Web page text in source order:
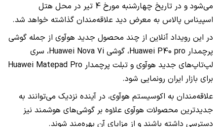
می‌شود و در تاریخ چهارشنبه مورخ 4 تیر در محل هتل
اسپیناس پالاس به معرض دید علاقه‌مندان گذاشته خواهد شد.
در این رویداد آنلاین از چند محصول جدید هوآوی از جمله گوشی
پرچمدار Huawei P40 pro، گوشی Huawei Nova 7i، سری
لپ‌تاپ‌های جدید هوآوی و تبلت پرچمدار Huawei Matepad Pro
برای بازار ایران رونمایی شود.
علاقه‌مندان به اکوسیستم هوآوی، در آینده نزدیک می‌توانند به
جدیدترین محصولات هوآوی علاوه بر گوشی‌های هوشمند نیز
دسترسی داشته باشند و از مزایای آن بهره‌مند شوند.